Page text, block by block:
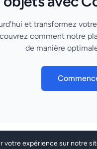
votre expérience sur notre
et transformez
comment notre
de manière